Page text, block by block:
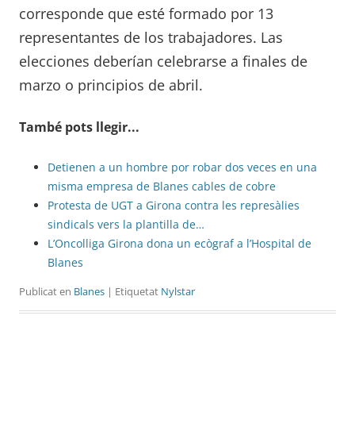
corresponde que esté formado por 13
representantes de los trabajadores. Las
elecciones deberían celebrarse a finales de
marzo o principios de abril.
També pots llegir...
Detienen a un hombre por robar dos veces en una
misma empresa de Blanes cables de cobre
Protesta de UGT a Girona contra les represàlies
sindicals vers la plantilla de…
L’Oncolliga Girona dona un ecògraf a l’Hospital de
Blanes
Publicat en Blanes | Etiquetat Nylstar